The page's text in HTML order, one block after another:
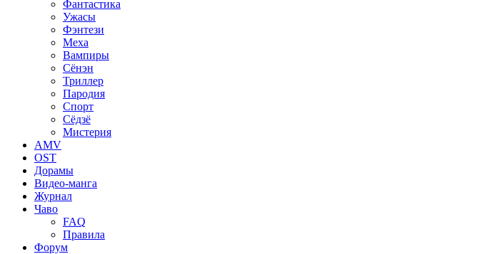
Фантастика
Ужасы
Фэнтези
Меха
Вампиры
Сёнэн
Триллер
Пародия
Спорт
Сёдзё
Мистерия
AMV
OST
Дорамы
Видео-манга
Журнал
Чаво
FAQ
Правила
Форум